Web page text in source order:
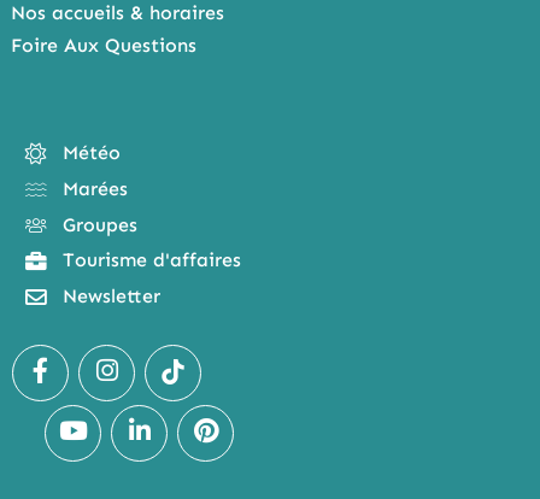
Nos accueils & horaires
Foire Aux Questions
Météo
Marées
Groupes
Tourisme d'affaires
Newsletter